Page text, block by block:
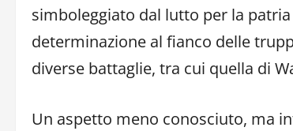
simboleggiato dal lutto per la
determinazione al fianco delle
diverse battaglie, tra cui quella di
Un aspetto meno conosciuto, ma